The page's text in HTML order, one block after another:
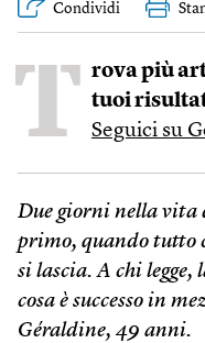
Condividi
T rova più
tuoi
Seguici su
Due giorni nella vita
primo, quando tutto
si lascia. A chi
cosa è successo in
Géraldine, 49 anni.